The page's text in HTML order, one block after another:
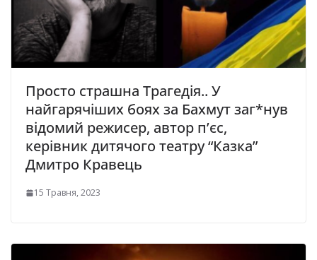
Просто страшна Трагедія.. У
найгарячіших боях за Бахмут заг*нув
відомий режисер, автор п’єс,
керівник дитячого театру “Казка”
Дмитро Кравець
15 Травня, 2023